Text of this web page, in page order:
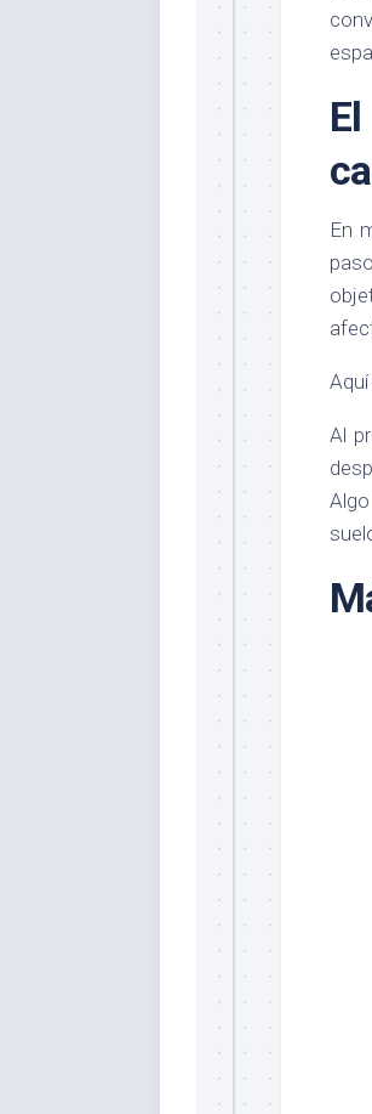
En
Al